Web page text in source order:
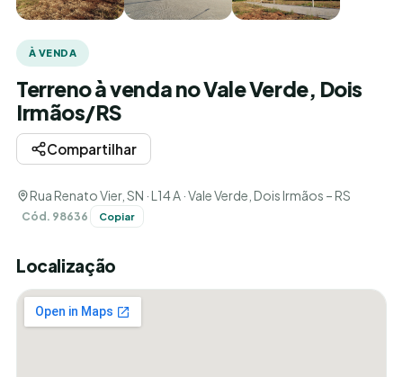
À VENDA
Terreno à venda no Vale Verde, Dois
Irmãos/RS
Compartilhar
Rua Renato Vier, SN · L14 A · Vale Verde, Dois Irmãos – RS
Cód. 98636 Copiar
Localização